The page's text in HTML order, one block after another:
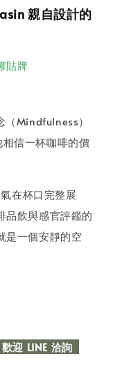
親自設計的
貼牌
Mindfulness）
信一杯咖啡的價
在杯口完整展
品飲與感官評鑑的
是一個安靜的空
迎 LINE 洽詢